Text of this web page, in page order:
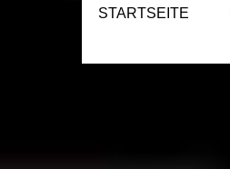
STARTSEITE